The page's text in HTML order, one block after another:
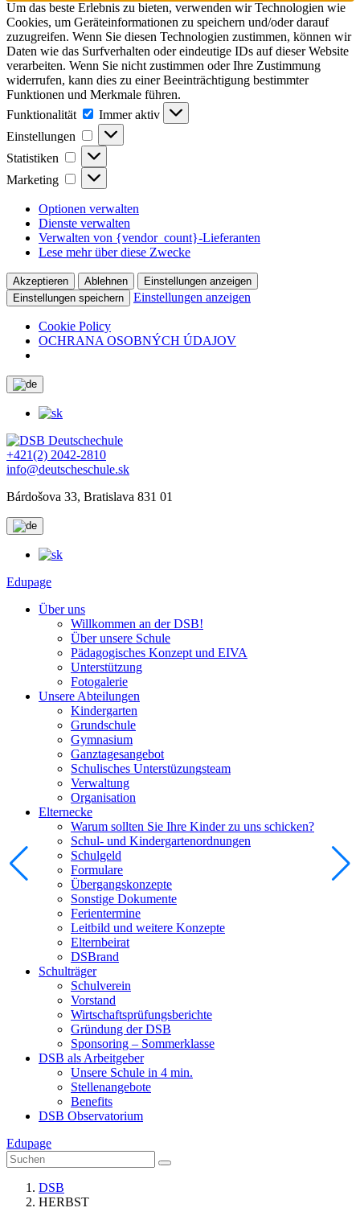
Um das beste Erlebnis zu bieten, verwenden wir Technologien wie
Cookies, um Geräteinformationen zu speichern und/oder darauf
zuzugreifen. Wenn Sie diesen Technologien zustimmen, können wir
Daten wie das Surfverhalten oder eindeutige IDs auf dieser Website
verarbeiten. Wenn Sie nicht zustimmen oder Ihre Zustimmung
widerrufen, kann dies zu einer Beeinträchtigung bestimmter
Funktionen und Merkmale führen.
Funktionalität
Funktionalität
Immer aktiv
Einstellungen
Einstellungen
Statistiken Statistiken
Marketing Marketing
Optionen verwalten
Dienste verwalten
Verwalten von {vendor_count}-Lieferanten
Lese mehr über diese Zwecke
Akzeptieren Ablehnen
Einstellungen anzeigen
Einstellungen speichern
Einstellungen anzeigen
Cookie Policy
OCHRANA OSOBNÝCH ÚDAJOV
+421(2) 2042-2810
info@deutscheschule.sk
Bárdošova 33, Bratislava 831 01
Edupage
Über uns
Willkommen an der DSB!
Über unsere Schule
Pädagogisches Konzept und EIVA
Unterstützung
Fotogalerie
Unsere Abteilungen
Kindergarten
Grundschule
Gymnasium
Ganztagesangebot
Schulisches Unterstüzungsteam
Verwaltung
Organisation
Elternecke
Warum sollten Sie Ihre Kinder zu uns schicken?
Schul- und Kindergartenordnungen
Schulgeld
Formulare
Übergangskonzepte
Sonstige Dokumente
Ferientermine
Leitbild und weitere Konzepte
Elternbeirat
DSBrand
Schulträger
Schulverein
Vorstand
Wirtschaftsprüfungsberichte
Gründung der DSB
Sponsoring – Sommerklasse
DSB als Arbeitgeber
Unsere Schule in 4 min.
Stellenangebote
Benefits
DSB Observatorium
Edupage
DSB
HERBST